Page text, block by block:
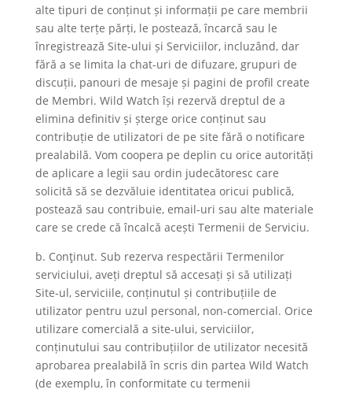
alte tipuri de conținut și informații pe care membrii
sau alte terțe părți, le postează, încarcă sau le
înregistrează Site-ului și Serviciilor, incluzând, dar
fără a se limita la chat-uri de difuzare, grupuri de
discuții, panouri de mesaje și pagini de profil create
de Membri. Wild Watch își rezervă dreptul de a
elimina definitiv și șterge orice conținut sau
contribuție de utilizatori de pe site fără o notificare
prealabilă. Vom coopera pe deplin cu orice autorități
de aplicare a legii sau ordin judecătoresc care
solicită să se dezvăluie identitatea oricui publică,
postează sau contribuie, email-uri sau alte materiale
care se crede că încalcă acești Termenii de Serviciu.
b. Conţinut. Sub rezerva respectării Termenilor
serviciului, aveți dreptul să accesați și să utilizați
Site-ul, serviciile, conținutul și contribuțiile de
utilizator pentru uzul personal, non-comercial. Orice
utilizare comercială a site-ului, serviciilor,
conținutului sau contribuțiilor de utilizator necesită
aprobarea prealabilă în scris din partea Wild Watch
(de exemplu, în conformitate cu termenii